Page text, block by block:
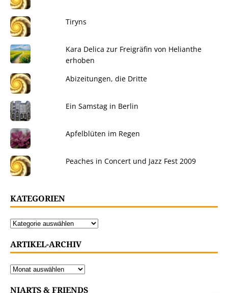
Tiryns
Kara Delica zur Freigräfin von Helianthe
erhoben
Abizeitungen, die Dritte
Ein Samstag in Berlin
Apfelblüten im Regen
Peaches in Concert und Jazz Fest 2009
KATEGORIEN
ARTIKEL-ARCHIV
NIARTS & FRIENDS